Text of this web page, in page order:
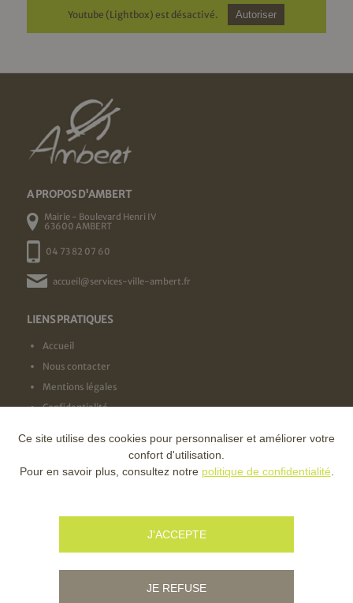
Youtube (Lightbox) est désactivé. Autoriser
A PROPOS D'AMBERT
Mairie - Boulevard Henri IV
63600 AMBERT
04 73 82 07 60
accueil@services-ville-ambert.fr
LIENS PRATIQUES
Accueil
Nous contacter
Mentions légales
Confidentialité
NOS LABELS
Ce site utilise des cookies pour personnaliser et améliorer votre
confort d'utilisation.
Pour en savoir plus, consultez notre politique de confidentialité
J'ACCEPTE
JE REFUSE